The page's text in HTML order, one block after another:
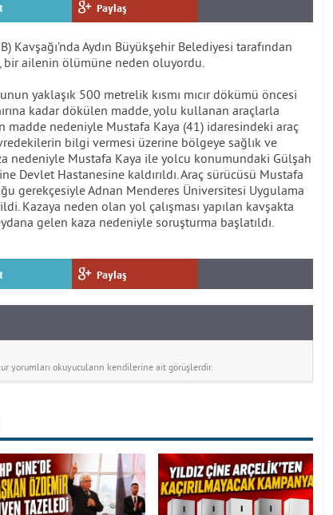
Paylaş
Kavşağı’nda Aydın Büyükşehir Belediyesi tarafından
bir ailenin ölümüne neden oluyordu.
yaklaşık 500 metrelik kısmı mıcır dökümü öncesi
kadar dökülen madde, yolu kullanan araçlarla
madde nedeniyle Mustafa Kaya (41) idaresindeki araç
bilgi vermesi üzerine bölgeye sağlık ve
nedeniyle Mustafa Kaya ile yolcu konumundaki Gülşah
Devlet Hastanesine kaldırıldı. Araç sürücüsü Mustafa
gerekçesiyle Adnan Menderes Üniversitesi Uygulama
Kazaya neden olan yol çalışması yapılan kavşakta
gelen kaza nedeniyle soruşturma başlatıldı.
Paylaş
yorumları okuyucuların kendilerine ait görüşlerdir.